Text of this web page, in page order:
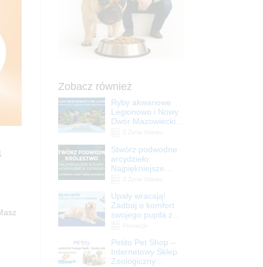
Zobacz również
Ryby akwariowe
Legionowo i Nowy
Dwór Mazowiecki –
Stwórz podwodne
arcydzieło:
Najpiękniejsze
Legionowo i Nowy
Dwór Mazowiecki
Upały wracają!
Zadbaj o komfort
swojego pupila z
ZooNemo
Petito Pet Shop –
Internetowy Sklep
Zoologiczny